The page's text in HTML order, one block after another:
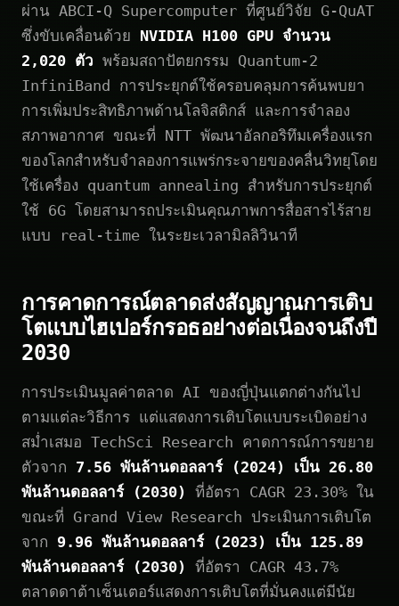
ผ่าน ABCI-Q Supercomputer ที่ศูนย์วิจัย G-QuAT
ซึ่งขับเคลื่อนด้วย NVIDIA H100 GPU จำนวน
2,020 ตัว พร้อมสถาปัตยกรรม Quantum-2
InfiniBand การประยุกต์ใช้ครอบคลุมการค้นพบยา
การเพิ่มประสิทธิภาพด้านโลจิสติกส์ และการจำลอง
สภาพอากาศ ขณะที่ NTT พัฒนาอัลกอริทึมเครื่องแรก
ของโลกสำหรับจำลองการแพร่กระจายของคลื่นวิทยุโดย
ใช้เครื่อง quantum annealing สำหรับการประยุกต์
ใช้ 6G โดยสามารถประเมินคุณภาพการสื่อสารไร้สาย
แบบ real-time ในระยะเวลามิลลิวินาที
การคาดการณ์ตลาดส่งสัญญาณการเติบ
โตแบบไฮเปอร์กรอธอย่างต่อเนื่องจนถึงปี
2030
การประเมินมูลค่าตลาด AI ของญี่ปุ่นแตกต่างกันไป
ตามแต่ละวิธีการ แต่แสดงการเติบโตแบบระเบิดอย่าง
สม่ำเสมอ TechSci Research คาดการณ์การขยาย
ตัวจาก 7.56 พันล้านดอลลาร์ (2024) เป็น 26.80
พันล้านดอลลาร์ (2030)
ที่อัตรา CAGR 23.30% ใน
ขณะที่ Grand View Research ประเมินการเติบโต
จาก 9.96 พันล้านดอลลาร์ (2023) เป็น 125.89
พันล้านดอลลาร์ (2030)
ที่อัตรา CAGR 43.7%
ตลาดดาต้าเซ็นเตอร์แสดงการเติบโตที่มั่นคงแต่มีนัย